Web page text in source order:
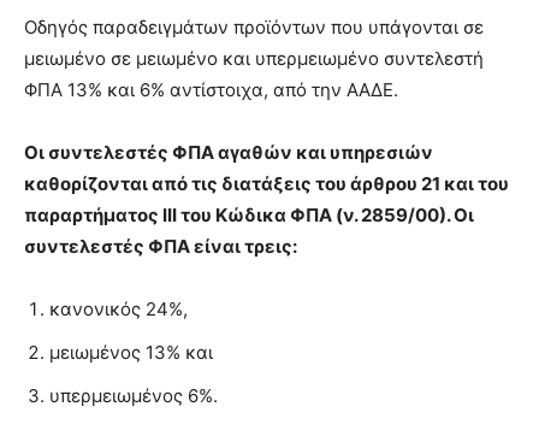
Οδηγός παραδειγμάτων προϊόντων που υπάγονται σε
μειωμένο σε μειωμένο και υπερμειωμένο συντελεστή
ΦΠΑ 13% και 6% αντίστοιχα, από την ΑΑΔΕ.
Οι συντελεστές ΦΠΑ αγαθών και υπηρεσιών
καθορίζονται από τις διατάξεις του άρθρου 21 και του
παραρτήματος ΙΙΙ του Κώδικα ΦΠΑ (ν. 2859/00). Οι
συντελεστές ΦΠΑ είναι τρεις:
κανονικός 24%,
μειωμένος 13% και
υπερμειωμένος 6%.